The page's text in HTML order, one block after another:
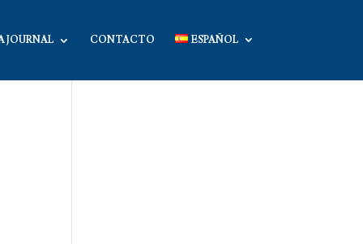
JOURNAL CONTACTO ESPAÑOL